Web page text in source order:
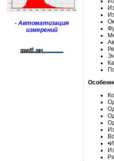
- Автоматизация
измерений